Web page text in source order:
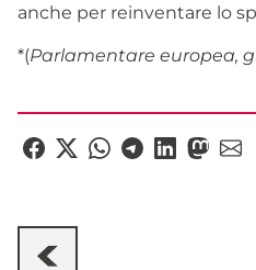
anche per reinventare lo
*(Parlamentare europea,